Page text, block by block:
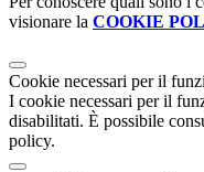
visionare la COOKIE
Cookie necessari per il
I cookie necessari per il
disabilitati. È possibile
policy.